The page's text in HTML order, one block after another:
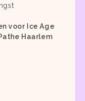
voor Ice Age
Haarlem